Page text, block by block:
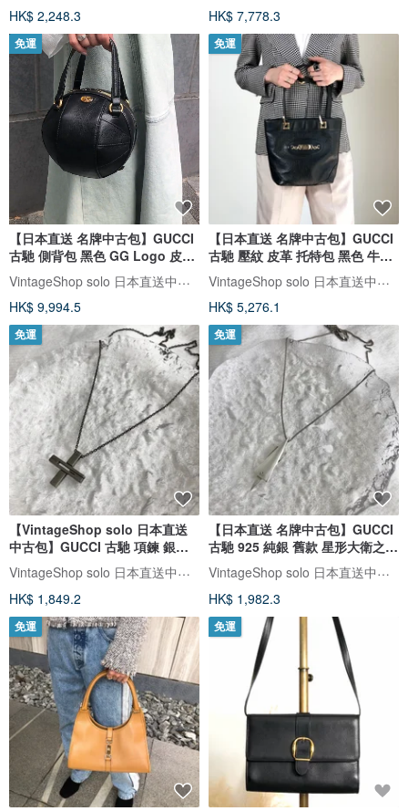
HK$ 2,248.3
HK$ 7,778.3
免運
【日本直送 名牌中古包】GUCCI
古馳 側背包 黑色 GG Logo 皮革
圓球造型 vintage 古董 ym72uxVintageShop solo 日本直送中古包專賣店
HK$ 9,994.5
免運
【日本直送 名牌中古包】GUCCI
古馳 壓紋 皮革 托特包 黑色 牛皮
145994 vintage 古著 絕版
gfpgkn
VintageShop solo 日本直送中古包專賣店
HK$ 5,276.1
免運
【VintageShop solo 日本直送
中古包】GUCCI 古馳 項鍊 銀
925 十字架 復古 vintage
VintageShop solo 日本直送中古包專賣店
HK$ 1,849.2
免運
【日本直送 名牌中古包】GUCCI
古馳 925 純銀 舊款 星形大衛之星
項鍊 dw65t6
VintageShop solo 日本直送中古包專賣店
HK$ 1,982.3
免運 免運